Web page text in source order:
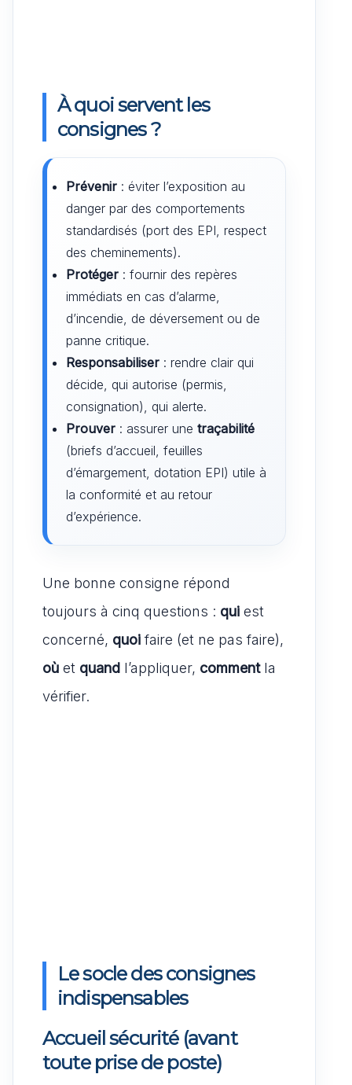
À quoi servent les
consignes ?
Prévenir : éviter l’exposition au
danger par des comportements
standardisés (port des EPI, respect
des cheminements).
Protéger : fournir des repères
immédiats en cas d’alarme,
d’incendie, de déversement ou de
panne critique.
Responsabiliser : rendre clair qui
décide, qui autorise (permis,
consignation), qui alerte.
Prouver : assurer une traçabilité
(briefs d’accueil, feuilles
d’émargement, dotation EPI) utile à
la conformité et au retour
d’expérience.
Une bonne consigne répond
toujours à cinq questions : qui est
concerné, quoifaire (et ne pas faire),
où et quand l’appliquer, commentla
vérifier.
Le socle des consignes
indispensables
Accueil sécurité (avant
toute prise de poste)